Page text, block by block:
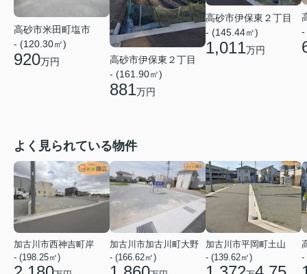
高砂市米田町塩市
- (120.30㎡)
920万円
高砂市伊保東２丁目
- (161.90㎡)
881万円
高砂市伊保東２丁目
- (145.44㎡)
1,011万円
-
よく見られている物件
加古川市西神吉町岸
- (198.25㎡)
加古川市加古川町大野
- (166.62㎡)
加古川市平岡町土山
- (139.62㎡)
-